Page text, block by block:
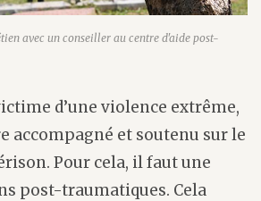
avec un conseiller au centre d'aide post-
d’une violence extrême,
accompagné et soutenu sur le
Pour cela, il faut une
post-traumatiques. Cela